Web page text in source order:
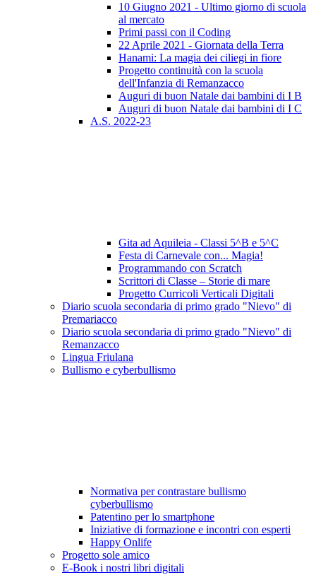
10 Giugno 2021 - Ultimo giorno di scuola
al mercato
Primi passi con il Coding
22 Aprile 2021 - Giornata della Terra
Hanami: La magia dei ciliegi in fiore
Progetto continuità con la scuola
dell'Infanzia di Remanzacco
Auguri di buon Natale dai bambini di I B
Auguri di buon Natale dai bambini di I C
A.S. 2022-23
Gita ad Aquileia - Classi 5^B e 5^C
Festa di Carnevale con... Magia!
Programmando con Scratch
Scrittori di Classe – Storie di mare
Progetto Curricoli Verticali Digitali
Diario scuola secondaria di primo grado "Nievo" di
Premariacco
Diario scuola secondaria di primo grado "Nievo" di
Remanzacco
Lingua Friulana
Bullismo e cyberbullismo
Normativa per contrastare bullismo
cyberbullismo
Patentino per lo smartphone
Iniziative di formazione e incontri con esperti
Happy Onlife
Progetto sole amico
E-Book i nostri libri digitali